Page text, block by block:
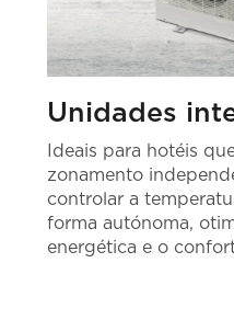
Unidades
Ideais para hotéis
zonamento
controlar a
forma autónoma,
energética e o